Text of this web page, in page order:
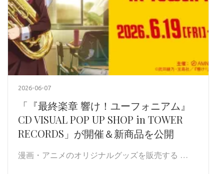
2026-06-07
「『最終楽章 響け！ユーフォニアム』
CD VISUAL POP UP SHOP in TOWER
RECORDS」が開催＆新商品を公開
漫画・アニメのオリジナルグッズを販売する …